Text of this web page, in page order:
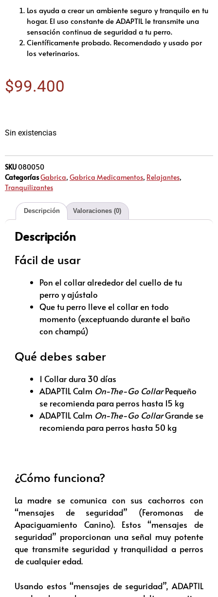
Los ayuda a crear un ambiente seguro y tranquilo en tu
hogar. El uso constante de ADAPTIL le transmite una
sensación continua de seguridad a tu perro.
Científicamente probado. Recomendado y usado por
los veterinarios.
$99.400
Sin existencias
SKU080050
CategoríasGabrica, Gabrica Medicamentos, Relajantes,
Tranquilizantes
Descripción Valoraciones (0)
Descripción
Fácil de usar
Pon el collar alrededor del cuello de tu
perro y ajústalo
Que tu perro lleve el collar en todo
momento (exceptuando durante el baño
con champú)
Qué debes saber
1 Collar dura 30 días
ADAPTIL Calm On-The-Go CollarPequeño
se recomienda para perros hasta 15 kg
ADAPTIL Calm On-The-Go CollarGrande se
recomienda para perros hasta 50 kg
¿Cómo funciona?
La madre se comunica con sus cachorros con
“mensajes de seguridad” (Feromonas de
Apaciguamiento Canino). Estos “mensajes de
seguridad” proporcionan una señal muy potente
que transmite seguridad y tranquilidad a perros
de cualquier edad.
Usando estos “mensajes de seguridad”, ADAPTIL